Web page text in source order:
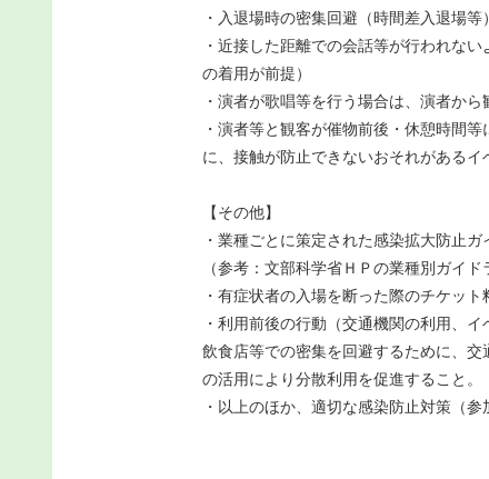
・入退場時の密集回避（時間差入退場
・近接した距離での会話等が行われな
の着用が前提）
・演者が歌唱等を行う場合は、演者か
・演者等と観客が催物前後・休憩時間
に、接触が防止できないおそれがあるイ
【その他】
・業種ごとに策定された感染拡大防止
（参考：文部科学省ＨＰの業種別ガイド
・有症状者の入場を断った際のチケッ
・利用前後の行動（交通機関の利用、
飲食店等での密集を回避するために、
の活用により分散利用を促進すること。
・以上のほか、適切な感染防止対策（